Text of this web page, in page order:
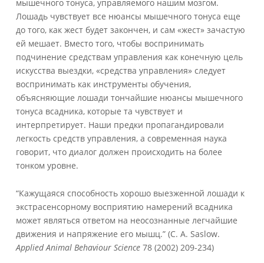
мышечного тонуса, управляемого нашим мозгом.
Лошадь чувствует все нюансы мышечного тонуса еще
до того, как жест будет закончен, и сам «жест» зачастую
ей мешает. Вместо того, чтобы воспринимать
подчинение средствам управления как конечную цель
искусства выездки, «средства управления» следует
воспринимать как инструменты обучения,
объясняющие лошади тончайшие нюансы мышечного
тонуса всадника, которые та чувствует и
интерпретирует. Наши предки пропагандировали
легкость средств управления, а современная наука
говорит, что диалог должен происходить на более
тонком уровне.
“Кажущаяся способность хорошо выезженной лошади к
экстрасенсорному восприятию намерений всадника
может являться ответом на неосознанные легчайшие
движения и напряжение его мышц.” (C. A. Saslow.
Applied Animal Behaviour Science78 (2002) 209-234)